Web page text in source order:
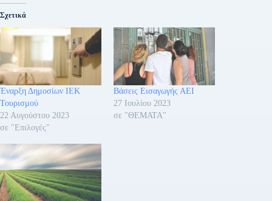
Σχετικά
Έναρξη Δημοσίων ΙΕΚ
Τουρισμού
22 Αυγούστου 2023
σε "Επιλογές"
Βάσεις Εισαγωγής ΑΕΙ
27 Ιουλίου 2023
σε "ΘΕΜΑΤΑ"